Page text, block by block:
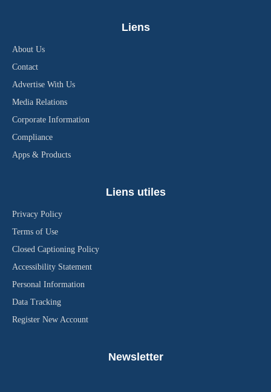
Liens
About Us
Contact
Advertise With Us
Media Relations
Corporate Information
Compliance
Apps & Products
Liens utiles
Privacy Policy
Terms of Use
Closed Captioning Policy
Accessibility Statement
Personal Information
Data Tracking
Register New Account
Newsletter